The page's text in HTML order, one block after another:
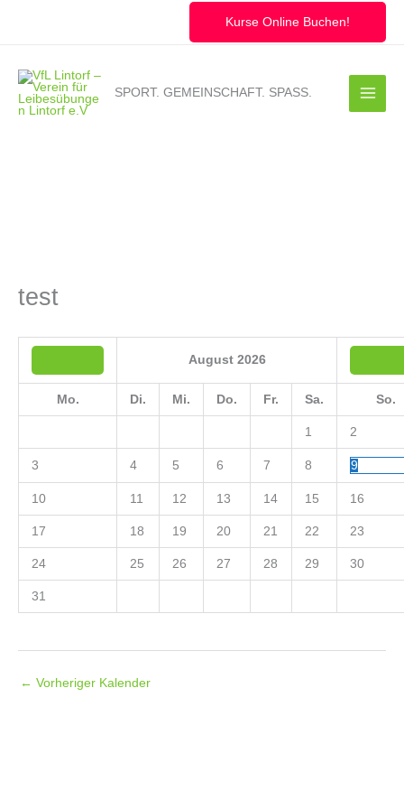
Kurse Online Buchen!
SPORT. GEMEINSCHAFT. SPASS.
test
August 2026
Mo. Di. Mi. Do. Fr. Sa. So.
1 2
3 4 5 6 7 8 9
10 11 12 13 14 15 16
17 18 19 20 21 22 23
24 25 26 27 28 29 30
31
← Vorheriger Kalender